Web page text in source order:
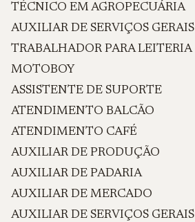
TÉCNICO EM AGROPECUÁRIA
AUXILIAR DE SERVIÇOS GERAIS
TRABALHADOR PARA LEITERIA
MOTOBOY
ASSISTENTE DE SUPORTE
ATENDIMENTO BALCÃO
ATENDIMENTO CAFÉ
AUXILIAR DE PRODUÇÃO
AUXILIAR DE PADARIA
AUXILIAR DE MERCADO
AUXILIAR DE SERVIÇOS GERAIS